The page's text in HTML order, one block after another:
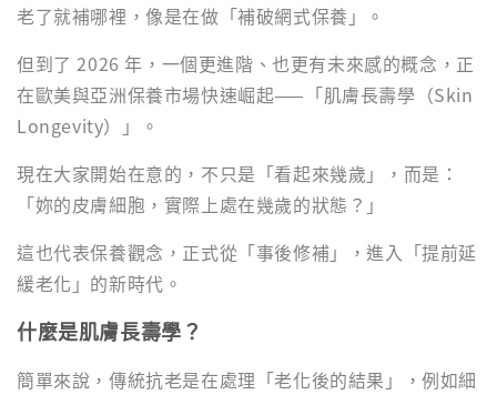
老了就補哪裡，像是在做「補破網式保養」。
但到了 2026 年，一個更進階、也更有未來感的概念，正
在歐美與亞洲保養市場快速崛起——「肌膚長壽學（Skin
Longevity）」。
現在大家開始在意的，不只是「看起來幾歲」，而是：
「妳的皮膚細胞，實際上處在幾歲的狀態？」
這也代表保養觀念，正式從「事後修補」，進入「提前延
緩老化」的新時代。
什麼是肌膚長壽學？
簡單來說，傳統抗老是在處理「老化後的結果」，例如細